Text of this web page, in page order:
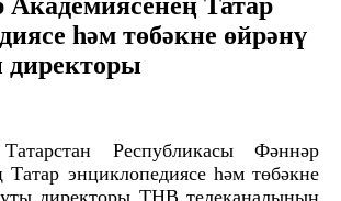
һәм төбәкне өйрәнү
директоры
Республикасы Фәннәр
Татар энциклопедиясе һәм төбәкне
директоры ТНВ телеканалының